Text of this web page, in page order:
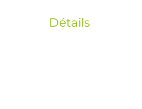
Détails